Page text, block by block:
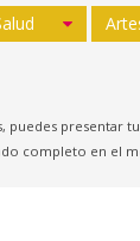
completo en el